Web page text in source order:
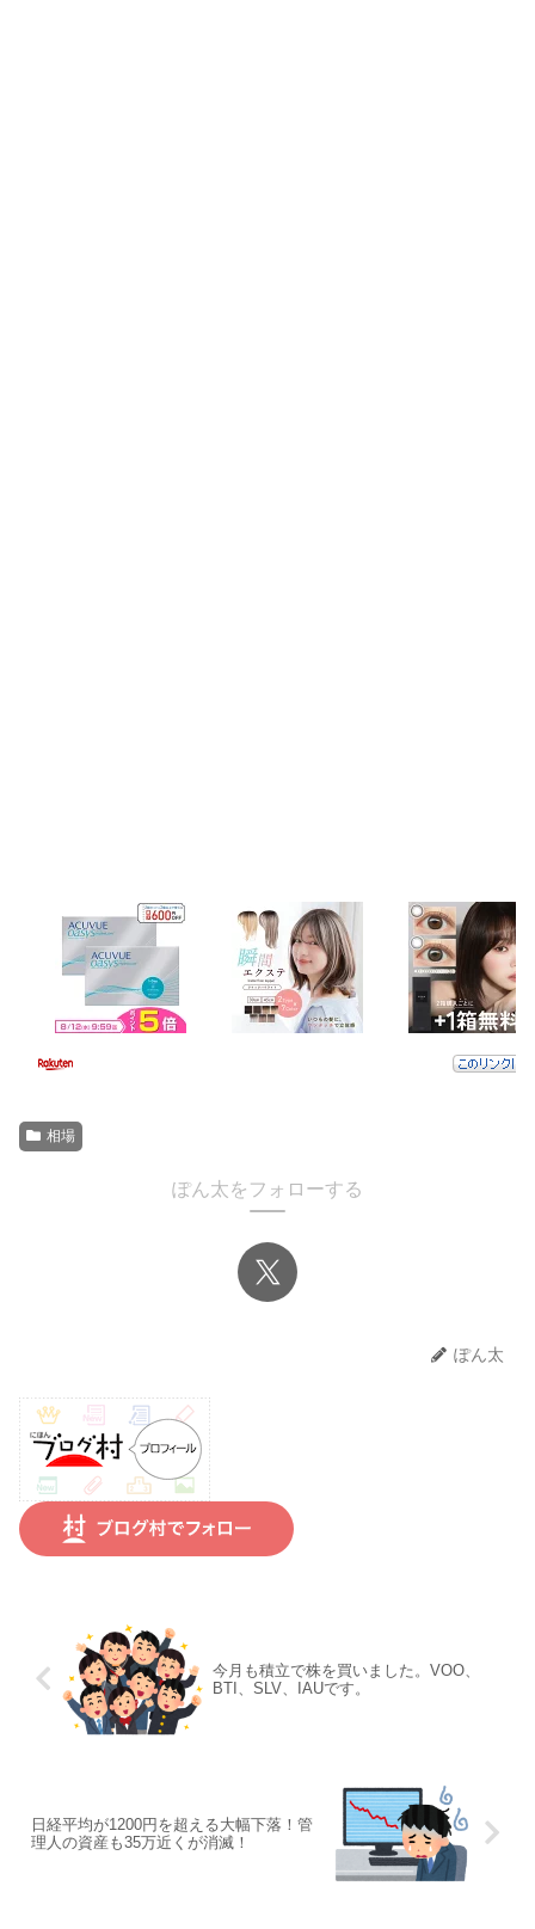
相場
ぽん太をフォローする
ぽん太
今月も積立で株を買いました。VOO、
BTI、SLV、IAUです。
日経平均が1200円を超える大幅下落！管
理人の資産も35万近くが消滅！